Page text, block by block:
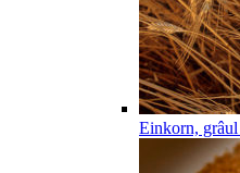
Einkorn, grâul